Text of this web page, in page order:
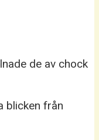
de av chock
blicken från